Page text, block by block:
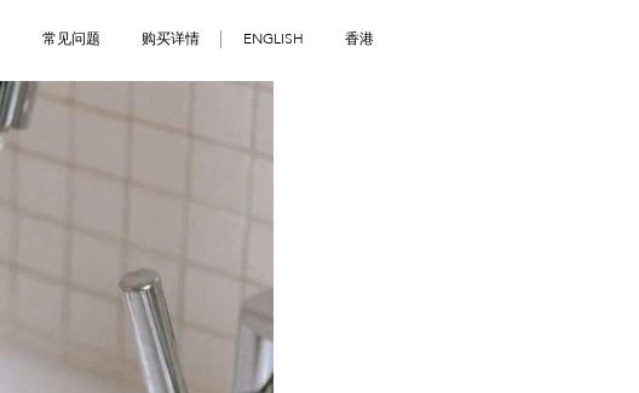
常见问题 购买详情 ENGLISH 香港